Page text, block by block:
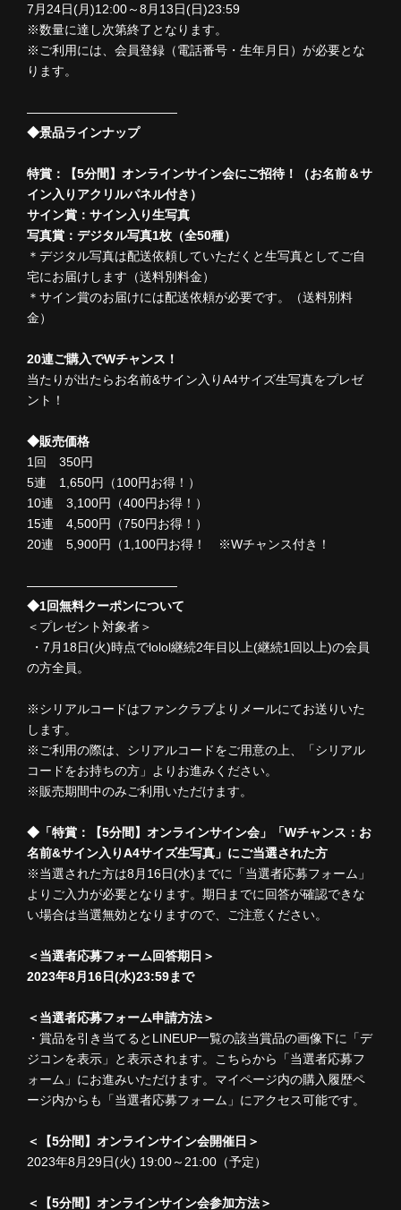
7月24日(月)12:00～8月13日(日)23:59
※数量に達し次第終了となります。
※ご利用には、会員登録（電話番号・生年月日）が必要とな
ります。
――――――――――――
◆景品ラインナップ
特賞：【5分間】オンラインサイン会にご招待！（お名前＆サ
イン入りアクリルパネル付き）
サイン賞：サイン入り生写真
写真賞：デジタル写真1枚（全50種）
＊デジタル写真は配送依頼していただくと生写真としてご自
宅にお届けします（送料別料金）
＊サイン賞のお届けには配送依頼が必要です。（送料別料
金）
20連ご購入でWチャンス！
当たりが出たらお名前&サイン入りA4サイズ生写真をプレゼ
ント！
◆販売価格
1回 350円
5連 1,650円（100円お得！）
10連 3,100円（400円お得！）
15連 4,500円（750円お得！）
20連 5,900円（1,100円お得！ ※Wチャンス付き！
――――――――――――
◆1回無料クーポンについて
＜プレゼント対象者＞
・7月18日(火)時点でlolol継続2年目以上(継続1回以上)の会員
の方全員。
※シリアルコードはファンクラブよりメールにてお送りいた
します。
※ご利用の際は、シリアルコードをご用意の上、「シリアル
コードをお持ちの方」よりお進みください。
※販売期間中のみご利用いただけます。
◆「特賞：【5分間】オンラインサイン会」「Wチャンス：お
名前&サイン入りA4サイズ生写真」にご当選された方
※当選された方は8月16日(水)までに「当選者応募フォーム」
よりご入力が必要となります。期日までに回答が確認できな
い場合は当選無効となりますので、ご注意ください。
＜当選者応募フォーム回答期日＞
2023年8月16日(水)23:59まで
＜当選者応募フォーム申請方法＞
・賞品を引き当てるとLINEUP一覧の該当賞品の画像下に「デ
ジコンを表示」と表示されます。こちらから「当選者応募フ
ォーム」にお進みいただけます。マイページ内の購入履歴ペ
ージ内からも「当選者応募フォーム」にアクセス可能です。
＜【5分間】オンラインサイン会開催日＞
2023年8月29日(火) 19:00～21:00（予定）
＜【5分間】オンラインサイン会参加方法＞